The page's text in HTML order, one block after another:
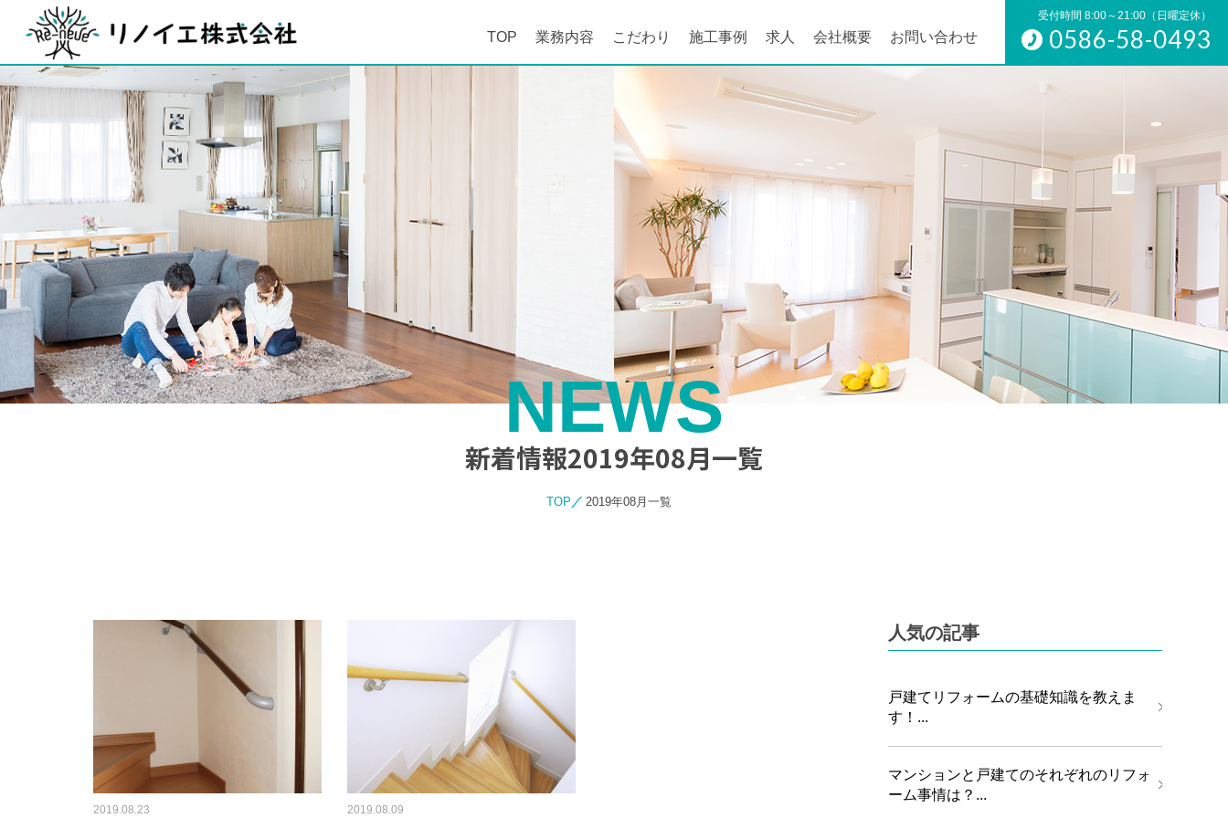
TOP 業務内容 こだわり 施工事例 求人 会社概要 お問い合わせ
受付時間 8:00～21:00（日曜定休）
0586-58-0493
NEWS
新着情報2019年08月一覧
TOP 2019年08月一覧
2019.08.23 2019.08.09
人気の記事
戸建てリフォームの基礎知識を教えま
す！...
マンションと戸建てのそれぞれのリフォ
ーム事情は？...